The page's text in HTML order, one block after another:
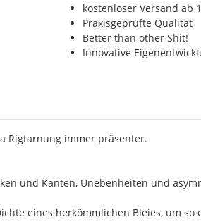
kostenloser Versand ab
Praxisgeprüfte Qualität
Better than other Shit!
Innovative
Rigtarnung immer präsenter.
und Kanten, Unebenheiten und
eines herkömmlichen Bleies, um